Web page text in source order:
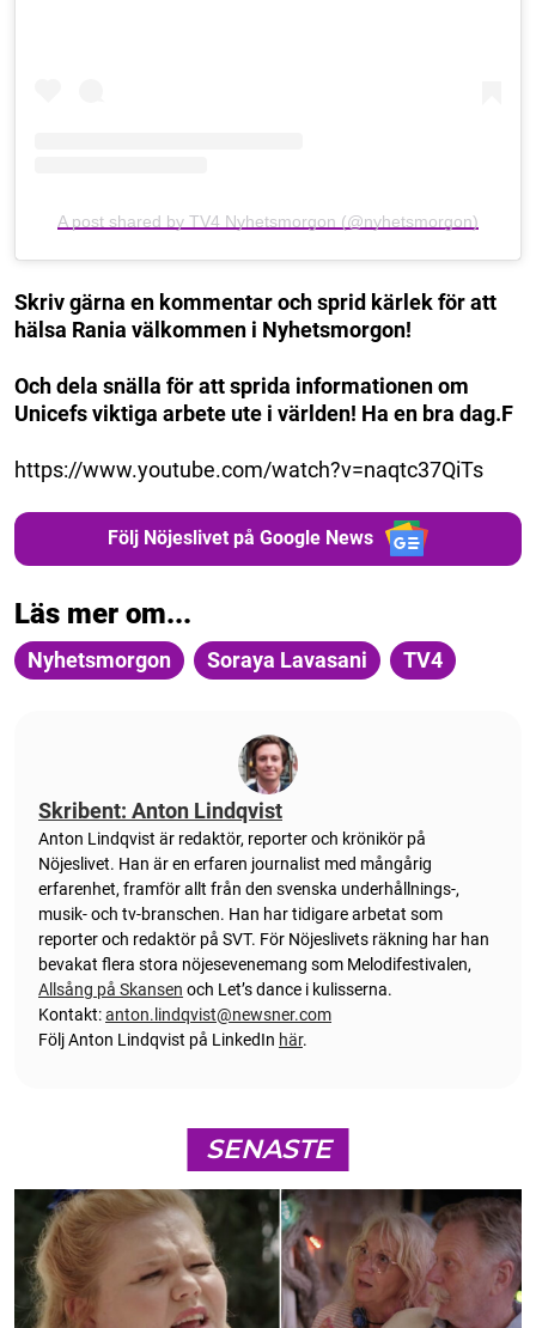
A post shared by TV4 Nyhetsmorgon (@nyhetsmorgon)
Skriv gärna en kommentar och sprid kärlek för att
hälsa Rania välkommen i Nyhetsmorgon!
Och dela snälla för att sprida informationen om
Unicefs viktiga arbete ute i världen! Ha en bra dag.F
https://www.youtube.com/watch?v=naqtc37QiTs
Följ Nöjeslivet på Google News
Läs mer om...
Nyhetsmorgon Soraya Lavasani TV4
Skribent: Anton Lindqvist
Anton Lindqvist är redaktör, reporter och krönikör på
Nöjeslivet. Han är en erfaren journalist med mångårig
erfarenhet, framför allt från den svenska underhållnings-,
musik- och tv-branschen. Han har tidigare arbetat som
reporter och redaktör på SVT. För Nöjeslivets räkning har han
bevakat flera stora nöjesevenemang som Melodifestivalen,
Allsång på Skansen och Let’s dance i kulisserna.
Kontakt:anton.lindqvist@newsner.com
Följ Anton Lindqvist på LinkedIn här.
SENASTE